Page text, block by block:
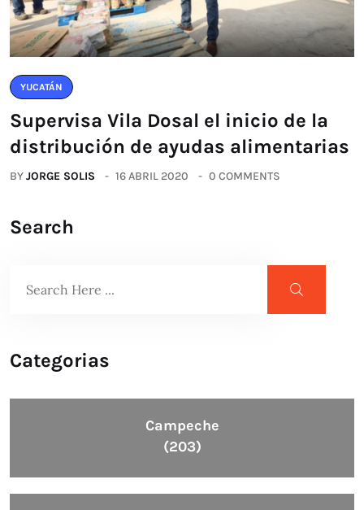
YUCATÁN
Supervisa Vila Dosal el inicio de la
distribución de ayudas alimentarias
BYJORGE SOLIS 16 ABRIL 2020 0 COMMENTS
Search
Categorias
Campeche
(203)